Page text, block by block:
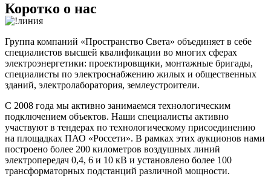
Коротко о нас
Группа компаний «Пространство Света» объединяет в себе
специалистов высшей квалификации во многих сферах
электроэнергетики: проектировщики, монтажные бригады,
специалисты по электроснабжению жилых и общественных
зданий, электролаборатория, землеустроители.
С 2008 года мы активно занимаемся технологическим
подключением объектов. Наши специалисты активно
участвуют в тендерах по технологическому присоединению
на площадках ПАО «Россети». В рамках этих аукционов нами
построено более 200 километров воздушных линий
электропередач 0,4, 6 и 10 кВ и установлено более 100
трансформаторных подстанций различной мощности.